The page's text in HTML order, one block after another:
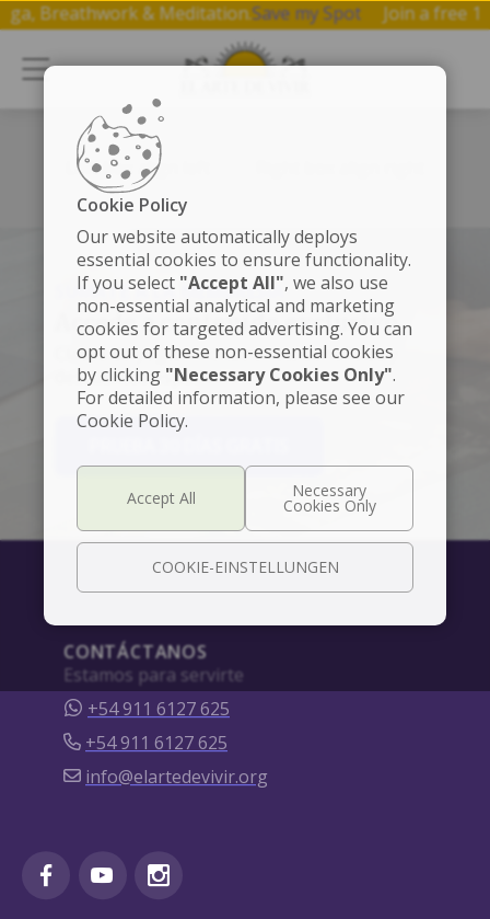
Breathwork & Meditation.Save my Spot Join a free
Left box align left
SÚMATE A LA MEMBRESÍA
Accede a contenido exclusivo
Clases de yoga, meditaciones, beneficios y
descuentos especiales.
CONTÁCTANOS
Estamos para servirte
+54 911 6127 625
+54 911 6127 625
info@elartedevivir.org
Cookie Policy
Our website automatically deploys
essential cookies to ensure functionality.
If you select "Accept All", we also use
non-essential analytical and marketing
cookies for targeted advertising. You can
opt out of these non-essential cookies
by clicking "Necessary Cookies Only".
For detailed information, please see our
Cookie Policy.
COOKIE-EINSTELLUNGEN